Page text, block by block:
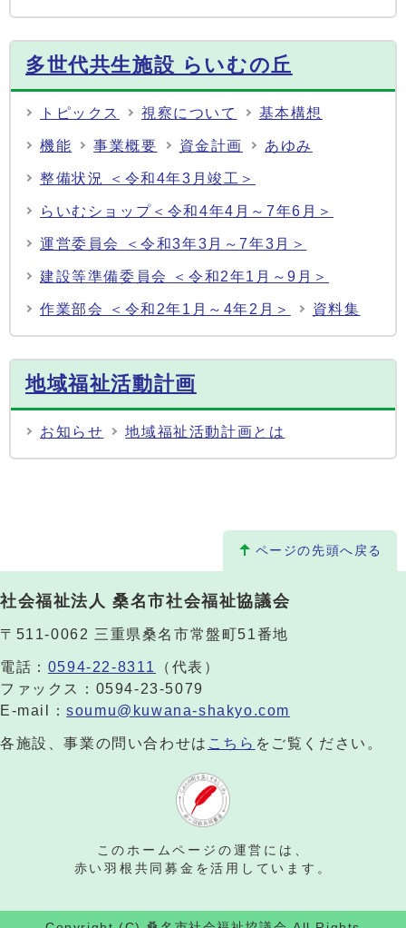
多世代共生施設 らいむの丘
トピックス 視察について 基本構想
機能 事業概要 資金計画 あゆみ
整備状況 ＜令和4年3月竣工＞
らいむショップ＜令和4年4月～7年6月＞
運営委員会 ＜令和3年3月～7年3月＞
建設等準備委員会 ＜令和2年1月～9月＞
作業部会 ＜令和2年1月～4年2月＞ 資料集
地域福祉活動計画
お知らせ 地域福祉活動計画とは
ページの先頭へ戻る
社会福祉法人 桑名市社会福祉協議会
〒511-0062 三重県桑名市常盤町51番地
電話： 0594-22-8311
（代表）
ファックス：0594-23-5079
E-mail：soumu@kuwana-shakyo.com
各施設、事業の問い合わせは こちら をご覧ください。
このホームページの運営には、
赤い羽根共同募金を活用しています。